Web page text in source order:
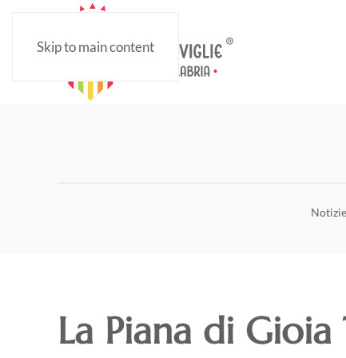
Skip to main content
Notizie
La Piana di